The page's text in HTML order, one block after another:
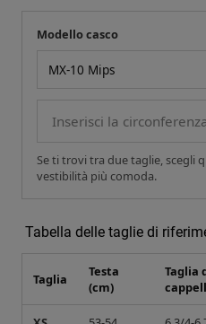
La tua misura
Modello casco
Se ti trovi tra due taglie, scegli
vestibilità più comoda.
Tabella delle taglie di
Taglia
Testa
(cm)
Taglia